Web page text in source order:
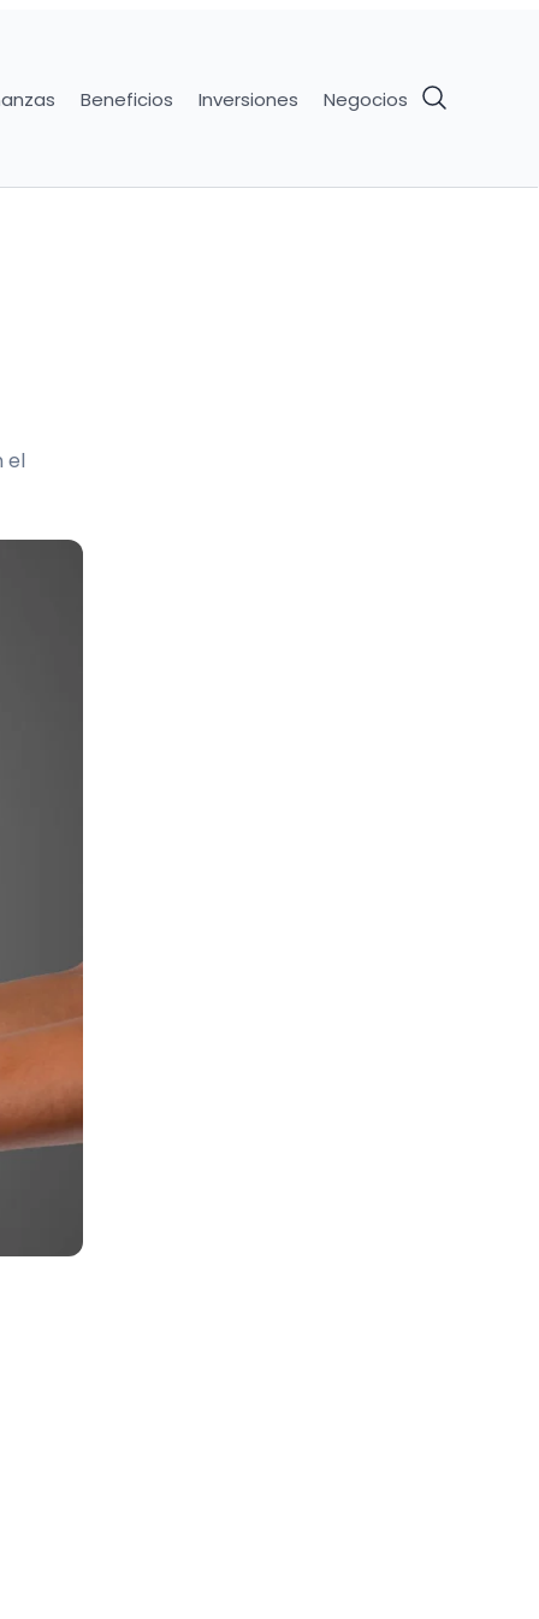
Beneficios Inversiones Negocios
el